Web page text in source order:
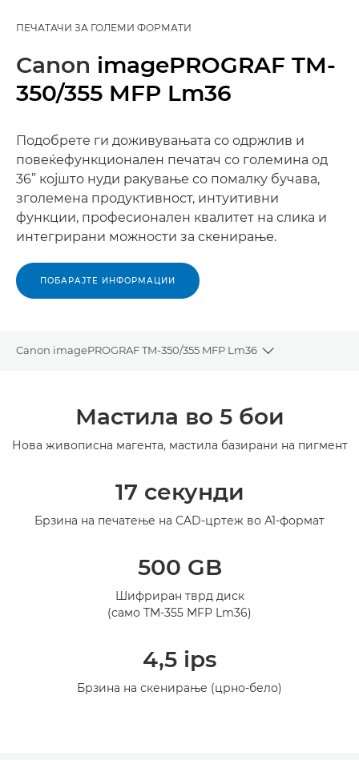
ПЕЧАТАЧИ ЗА ГОЛЕМИ ФОРМАТИ
Canon imagePROGRAF TM-
350/355 MFP Lm36
Подобрете ги доживувањата со одржлив и
повеќефункционален печатач со големина од
36” којшто нуди ракување со помалку бучава,
зголемена продуктивност, интуитивни
функции, професионален квалитет на слика и
интегрирани можности за скенирање.
ПОБАРАЈТЕ ИНФОРМАЦИИ
Canon imagePROGRAF TM-350/355 MFP Lm36
Toggle
Мастила во 5 бои
Нова живописна магента, мастила базирани на пигмент
17 секунди
Брзина на печатење на CAD-цртеж во А1-формат
500 GB
Шифриран тврд диск
(само TM-355 MFP Lm36)
4,5 ips
Брзина на скенирање (црно-бело)